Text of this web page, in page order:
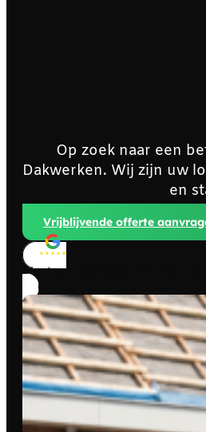
Op zoek naar een
Dakwerken. Wij zijn uw
en
Vrijblijvende offerte
Klanten beoordelen ons met